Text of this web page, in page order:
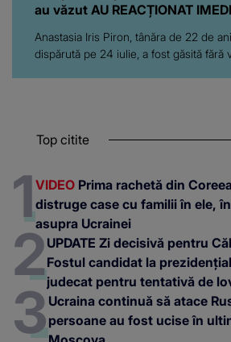
au văzut AU REACȚIONAT
Anastasia Iris Piron, tânăra de 22 de
dispărută pe 24 iulie, a fost găsită fără
Top citite
VIDEO Prima rachetă din
distruge case cu familii în ele,
asupra Ucrainei
UPDATE Zi decisivă pentru
Fostul candidat la
judecat pentru tentativă de
Ucraina continuă să atace
persoane au fost ucise în